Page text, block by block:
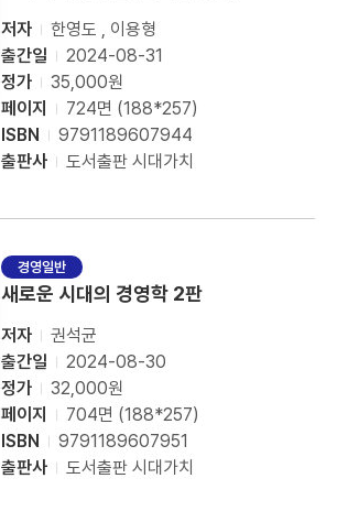
저자
한영도 , 이용형
출간일
2024-08-31
정가
35,000원
페이지
724면 (188*257)
ISBN
9791189607944
출판사
도서출판 시대가치
경영일반
새로운 시대의 경영학 2판
저자
권석균
출간일
2024-08-30
정가
32,000원
페이지
704면 (188*257)
ISBN
9791189607951
출판사
도서출판 시대가치